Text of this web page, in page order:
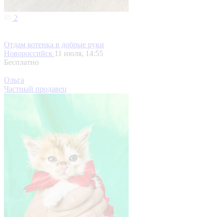
2
Отдам котенка в добрые руки
Новороссийск 11 июля, 14:55
Бесплатно
Ольга
Частный продавец